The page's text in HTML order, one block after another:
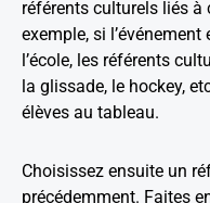
référents culturels liés à
exemple, si
l’école, les référents
la glissade, le hockey,
élèves au tableau.
Choisissez ensuite un
précédemment. Faites